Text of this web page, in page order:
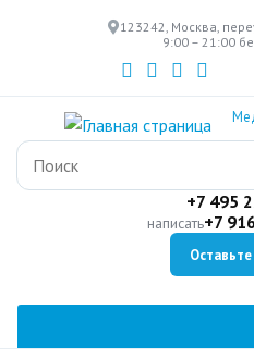
к
123242, Москва,
9:00 – 21:00
+7 495
написать+7